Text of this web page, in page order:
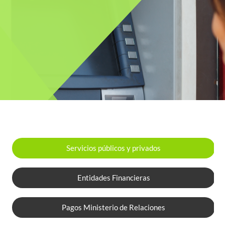
Servicios públicos y privados
Entidades Financieras
Pagos Ministerio de Relaciones